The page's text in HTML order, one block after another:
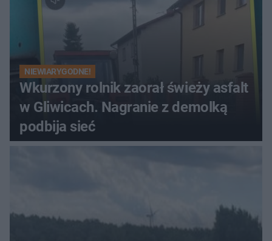
NIEWIARYGODNE!
Wkurzony rolnik zaorał świeży asfalt
w Gliwicach. Nagranie z demolką
podbija sieć